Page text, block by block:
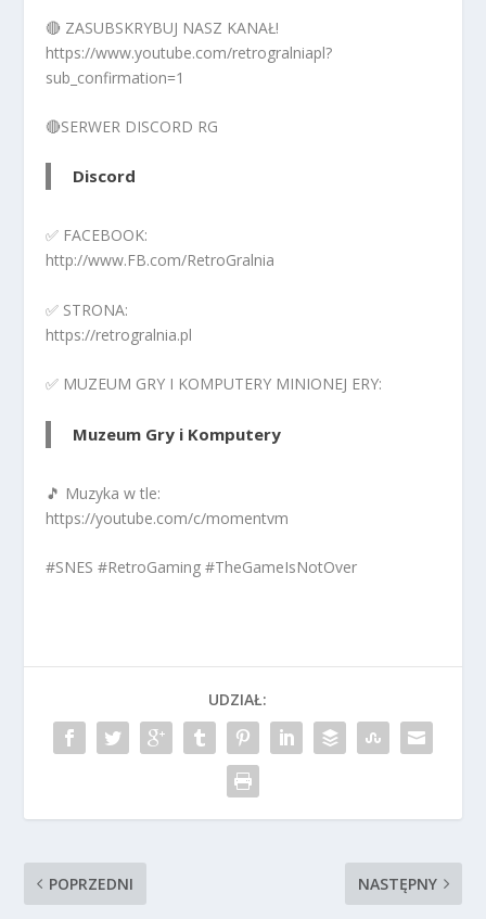
🔴 ZASUBSKRYBUJ NASZ KANAŁ!
https://www.youtube.com/retrogralniapl?
sub_confirmation=1
🔴SERWER DISCORD RG
Discord
✅ FACEBOOK:
http://www.FB.com/RetroGralnia
✅ STRONA:
https://retrogralnia.pl
✅ MUZEUM GRY I KOMPUTERY MINIONEJ ERY:
Muzeum Gry i Komputery
🎵 Muzyka w tle:
https://youtube.com/c/momentvm
#SNES #RetroGaming #TheGameIsNotOver
UDZIAŁ:
POPRZEDNI NASTĘPNY